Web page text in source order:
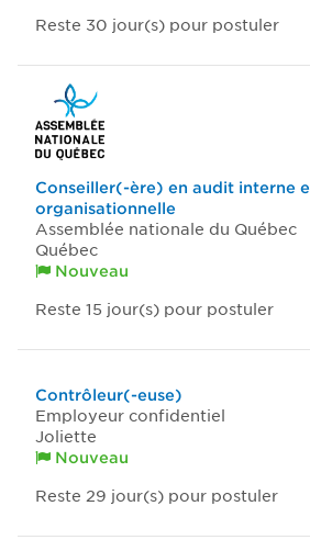
Reste 30 jour(s) pour postuler
Conseiller(-ère) en audit interne
organisationnelle
Assemblée nationale du Québec
Québec
Nouveau
Reste 15 jour(s) pour postuler
Contrôleur(-euse)
Employeur confidentiel
Joliette
Nouveau
Reste 29 jour(s) pour postuler